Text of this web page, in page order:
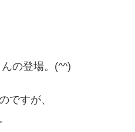
の登場。(^^)
ですが、